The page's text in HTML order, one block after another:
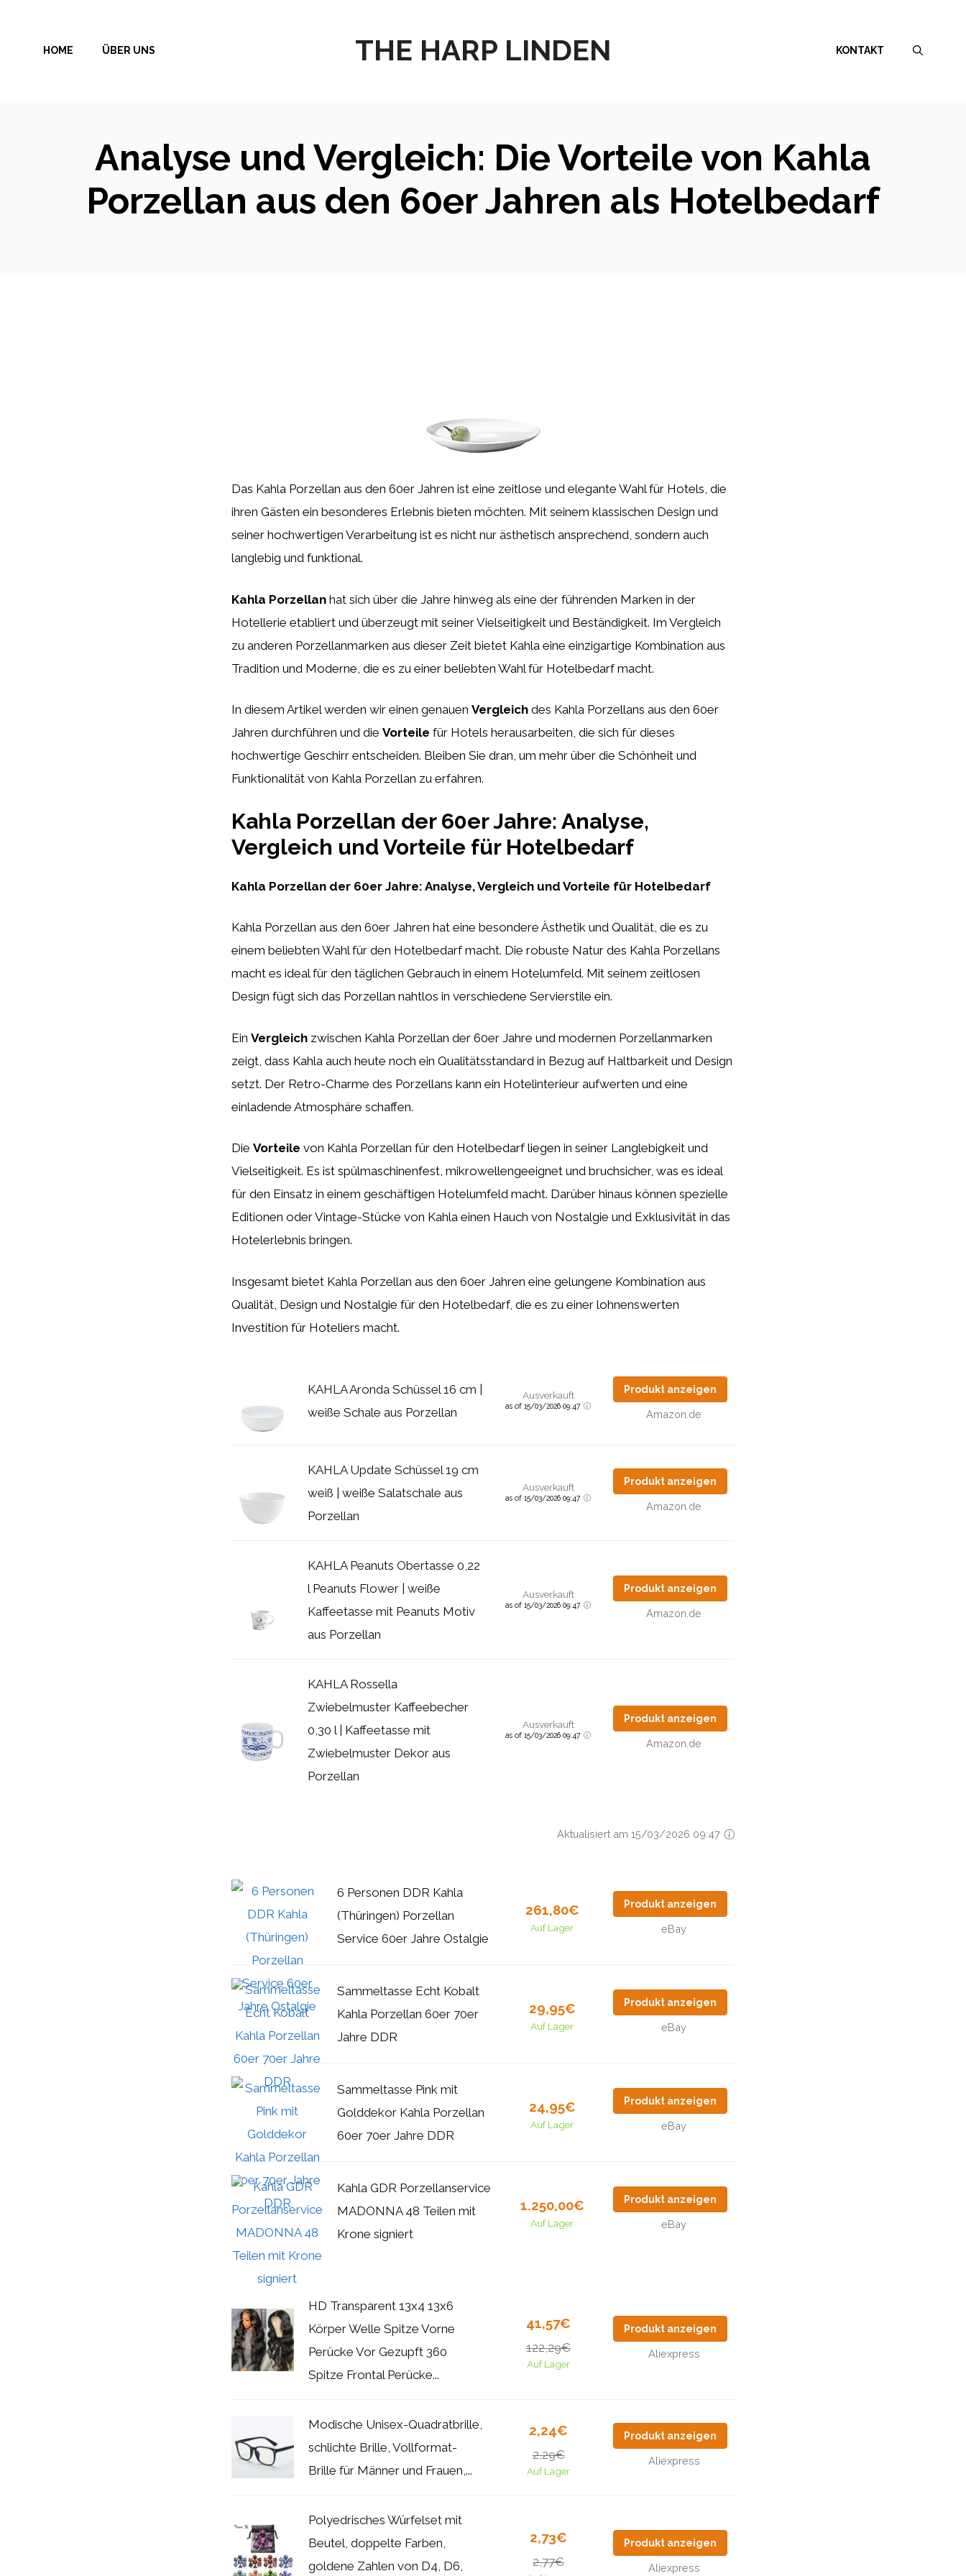
springen
THE HARP LINDEN
HOME ÜBER UNS KONTAKT
Analyse und Vergleich: Die Vorteile von Kahla
Porzellan aus den 60er Jahren als Hotelbedarf
Das Kahla Porzellan aus den 60er Jahren ist eine zeitlose und elegante Wahl für Hotels, die
ihren Gästen ein besonderes Erlebnis bieten möchten. Mit seinem klassischen Design und
seiner hochwertigen Verarbeitung ist es nicht nur ästhetisch ansprechend, sondern auch
langlebig und funktional.
Kahla Porzellan hat sich über die Jahre hinweg als eine der führenden Marken in der
Hotellerie etabliert und überzeugt mit seiner Vielseitigkeit und Beständigkeit. Im Vergleich
zu anderen Porzellanmarken aus dieser Zeit bietet Kahla eine einzigartige Kombination aus
Tradition und Moderne, die es zu einer beliebten Wahl für Hotelbedarf macht.
In diesem Artikel werden wir einen genauen Vergleich des Kahla Porzellans aus den 60er
Jahren durchführen und die Vorteile für Hotels herausarbeiten, die sich für dieses
hochwertige Geschirr entscheiden. Bleiben Sie dran, um mehr über die Schönheit und
Funktionalität von Kahla Porzellan zu erfahren.
Kahla Porzellan der 60er Jahre: Analyse,
Vergleich und Vorteile für Hotelbedarf
Kahla Porzellan der 60er Jahre: Analyse, Vergleich und Vorteile für Hotelbedarf
Kahla Porzellan aus den 60er Jahren hat eine besondere Ästhetik und Qualität, die es zu
einem beliebten Wahl für den Hotelbedarf macht. Die robuste Natur des Kahla Porzellans
macht es ideal für den täglichen Gebrauch in einem Hotelumfeld. Mit seinem zeitlosen
Design fügt sich das Porzellan nahtlos in verschiedene Servierstile ein.
Ein Vergleich zwischen Kahla Porzellan der 60er Jahre und modernen Porzellanmarken
zeigt, dass Kahla auch heute noch ein Qualitätsstandard in Bezug auf Haltbarkeit und Design
setzt. Der Retro-Charme des Porzellans kann ein Hotelinterieur aufwerten und eine
einladende Atmosphäre schaffen.
Die Vorteile von Kahla Porzellan für den Hotelbedarf liegen in seiner Langlebigkeit und
Vielseitigkeit. Es ist spülmaschinenfest, mikrowellengeeignet und bruchsicher, was es ideal
für den Einsatz in einem geschäftigen Hotelumfeld macht. Darüber hinaus können spezielle
Editionen oder Vintage-Stücke von Kahla einen Hauch von Nostalgie und Exklusivität in das
Hotelerlebnis bringen.
Insgesamt bietet Kahla Porzellan aus den 60er Jahren eine gelungene Kombination aus
Qualität, Design und Nostalgie für den Hotelbedarf, die es zu einer lohnenswerten
Investition für Hoteliers macht.
KAHLA Aronda Schüssel 16 cm |
weiße Schale aus Porzellan
Ausverkauft
as of 15/03/2026 09:47
Produkt anzeigen
Amazon.de
KAHLA Update Schüssel 19 cm
weiß | weiße Salatschale aus
Porzellan
Ausverkauft
as of 15/03/2026 09:47
Produkt anzeigen
Amazon.de
KAHLA Peanuts Obertasse 0,22
l Peanuts Flower | weiße
Kaffeetasse mit Peanuts Motiv
aus Porzellan
Ausverkauft
as of 15/03/2026 09:47
Produkt anzeigen
Amazon.de
KAHLA Rossella
Zwiebelmuster Kaffeebecher
0,30 l | Kaffeetasse mit
Zwiebelmuster Dekor aus
Porzellan
Ausverkauft
as of 15/03/2026 09:47
Produkt anzeigen
Amazon.de
Aktualisiert am 15/03/2026 09:47
6 Personen DDR Kahla
(Thüringen) Porzellan
Service 60er Jahre Ostalgie
261,80€
Auf Lager
Produkt anzeigen
eBay
Sammeltasse Echt Kobalt
Kahla Porzellan 60er 70er
Jahre DDR
29,95€
Auf Lager
Produkt anzeigen
eBay
Sammeltasse Pink mit
Golddekor Kahla Porzellan
60er 70er Jahre DDR
24,95€
Auf Lager
Produkt anzeigen
eBay
Kahla GDR Porzellanservice
MADONNA 48 Teilen mit
Krone signiert
1.250,00€
Auf Lager
Produkt anzeigen
eBay
HD Transparent 13x4 13x6
Körper Welle Spitze Vorne
Perücke Vor Gezupft 360
Spitze Frontal Perücke...
41,57€
122,29€
Auf Lager
Produkt anzeigen
Aliexpress
Modische Unisex-Quadratbrille,
schlichte Brille, Vollformat-
Brille für Männer und Frauen,...
2,24€
2,29€
Auf Lager
Produkt anzeigen
Aliexpress
Polyedrisches Würfelset mit
Beutel, doppelte Farben,
goldene Zahlen von D4, D6,
2,73€
2,77€
Produkt anzeigen
Aliexpress